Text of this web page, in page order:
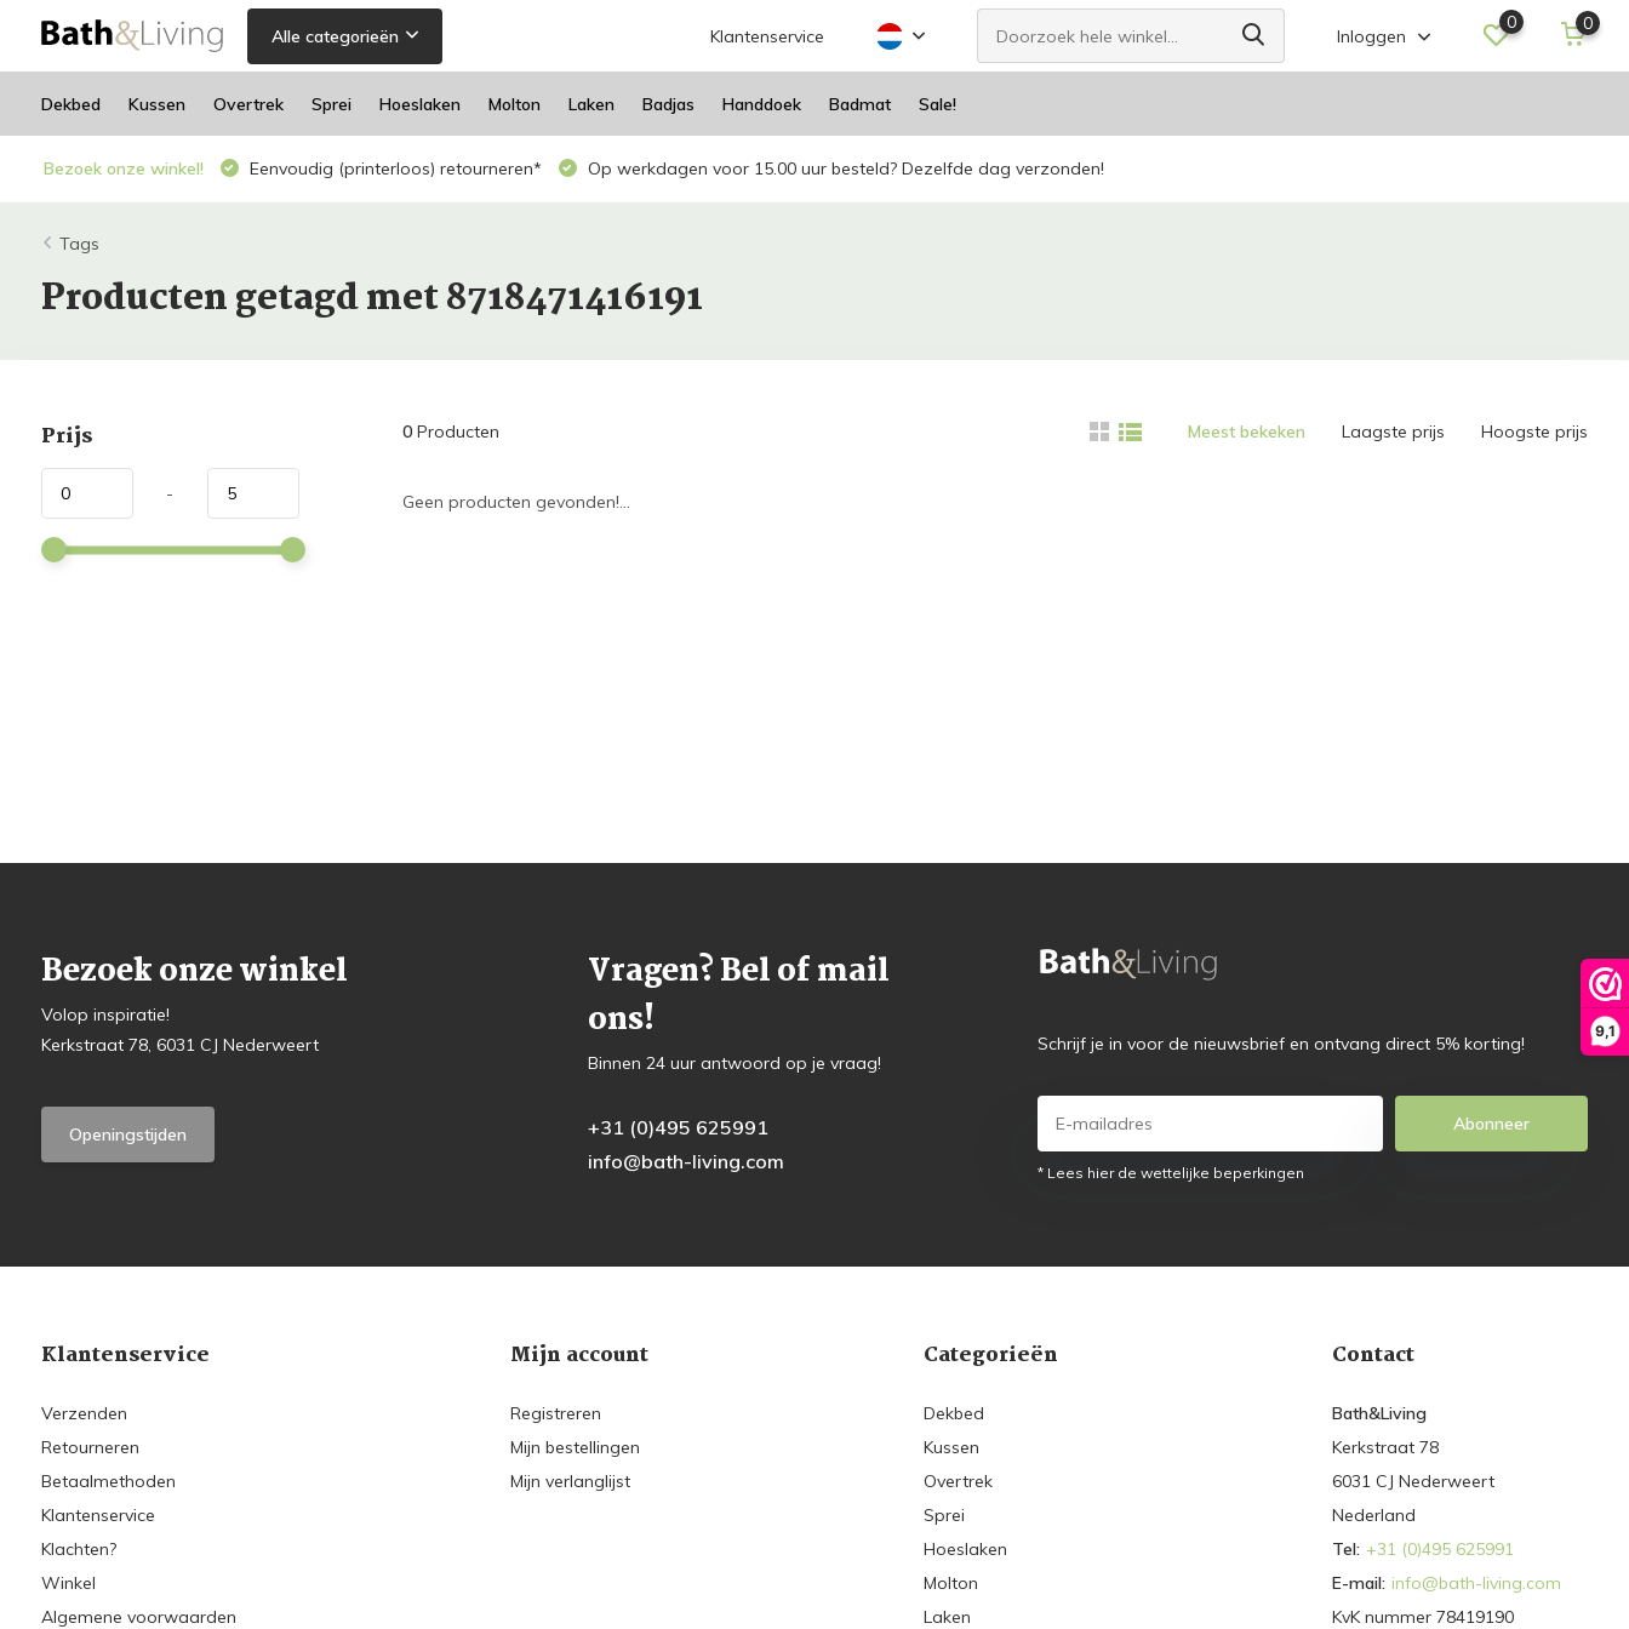
9,1
Alle categorieën Klantenservice Inloggen
0 0
Dekbed Kussen Overtrek Sprei Hoeslaken Molton Laken Badjas Handdoek Badmat Sale!
Bezoek onze winkel! Eenvoudig (printerloos) retourneren* Op werkdagen voor 15.00 uur besteld? Dezelfde dag verzonden!
Tags
Producten getagd met 8718471416191
Prijs
-
0Producten Meest bekeken Laagste prijs Hoogste prijs
Geen producten gevonden!...
Bezoek onze winkel
Volop inspiratie!
Kerkstraat 78, 6031 CJ Nederweert
Openingstijden
Vragen? Bel of mail
ons!
Binnen 24 uur antwoord op je vraag!
+31 (0)495 625991
info@bath-living.com
Schrijf je in voor de nieuwsbrief en ontvang direct 5% korting!
Abonneer
* Lees hier de wettelijke beperkingen
Klantenservice
Verzenden
Retourneren
Betaalmethoden
Klantenservice
Klachten?
Winkel
Algemene voorwaarden
Mijn account
Registreren
Mijn bestellingen
Mijn verlanglijst
Categorieën
Dekbed
Kussen
Overtrek
Sprei
Hoeslaken
Molton
Laken
Contact
Bath&Living
Kerkstraat 78
6031 CJ Nederweert
Nederland
Tel: +31 (0)495 625991
E-mail: info@bath-living.com
KvK nummer 78419190